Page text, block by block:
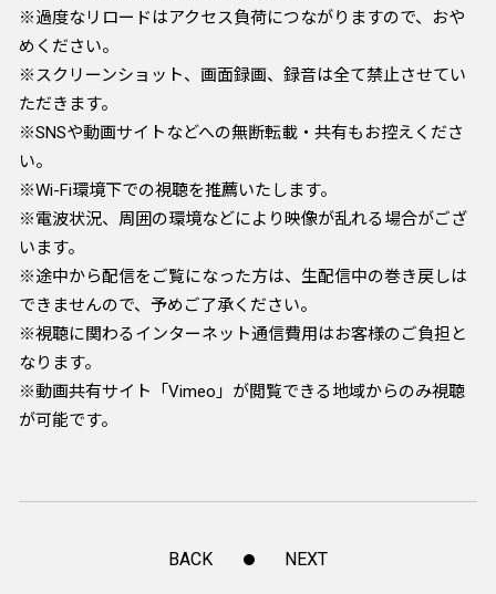
​​​​​※過度なリロードはアクセス負荷につながりますので、おや
めください。
※スクリーンショット、画面録画、録音は全て禁止させてい
ただきます。
※SNSや動画サイトなどへの無断転載・共有もお控えくださ
い。
※Wi-Fi環境下での視聴を推薦いたします。
※電波状況、周囲の環境などにより映像が乱れる場合がござ
います。
※途中から配信をご覧になった方は、生配信中の巻き戻しは
できませんので、予めご了承ください。
※視聴に関わるインターネット通信費用はお客様のご負担と
なります。
※動画共有サイト「Vimeo」が閲覧できる地域からのみ視聴
が可能です。
BACK NEXT